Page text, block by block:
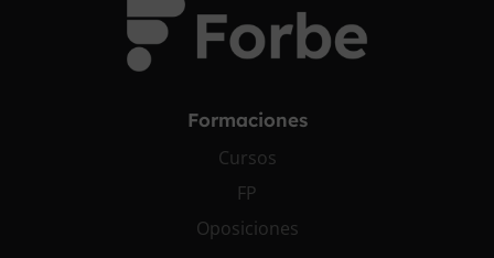
Formaciones
Cursos
FP
Oposiciones